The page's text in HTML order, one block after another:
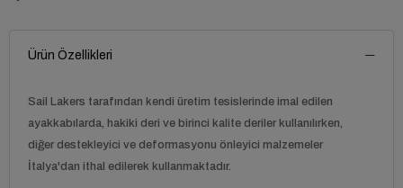
Ürün Özellikleri
Sail Lakers tarafından kendi üretim tesislerinde imal edilen
ayakkabılarda, hakiki deri ve birinci kalite deriler kullanılırken,
diğer destekleyici ve deformasyonu önleyici malzemeler
İtalya'dan ithal edilerek kullanmaktadır.